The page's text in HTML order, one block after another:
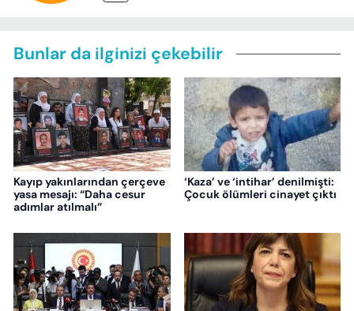
Bunlar da ilginizi çekebilir
Kayıp yakınlarından çerçeve
yasa mesajı: “Daha cesur
adımlar atılmalı”
‘Kaza’ ve ‘intihar’ denilmişti:
Çocuk ölümleri cinayet çıktı